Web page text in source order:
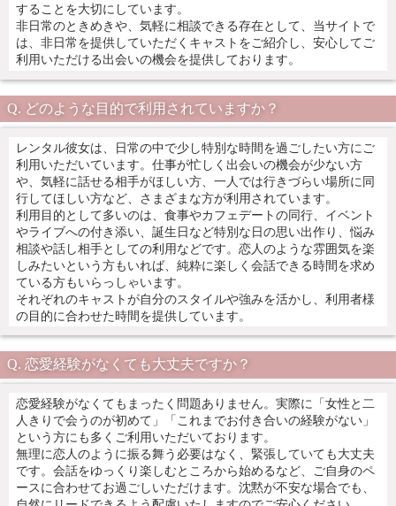
することを大切にしています。
非日常のときめきや、気軽に相談できる存在として、当サイトで
は、非日常を提供していただくキャストをご紹介し、安心してご
利用いただける出会いの機会を提供しております。
どのような目的で利用されていますか？
レンタル彼女は、日常の中で少し特別な時間を過ごしたい方にご
利用いただいています。仕事が忙しく出会いの機会が少ない方
や、気軽に話せる相手がほしい方、一人では行きづらい場所に同
行してほしい方など、さまざまな方が利用されています。
利用目的として多いのは、食事やカフェデートの同行、イベント
やライブへの付き添い、誕生日など特別な日の思い出作り、悩み
相談や話し相手としての利用などです。恋人のような雰囲気を楽
しみたいという方もいれば、純粋に楽しく会話できる時間を求め
ている方もいらっしゃいます。
それぞれのキャストが自分のスタイルや強みを活かし、利用者様
の目的に合わせた時間を提供しています。
恋愛経験がなくても大丈夫ですか？
恋愛経験がなくてもまったく問題ありません。実際に「女性と二
人きりで会うのが初めて」「これまでお付き合いの経験がない」
という方にも多くご利用いただいております。
無理に恋人のように振る舞う必要はなく、緊張していても大丈夫
です。会話をゆっくり楽しむところから始めるなど、ご自身のペ
ースに合わせてお過ごしいただけます。沈黙が不安な場合でも、